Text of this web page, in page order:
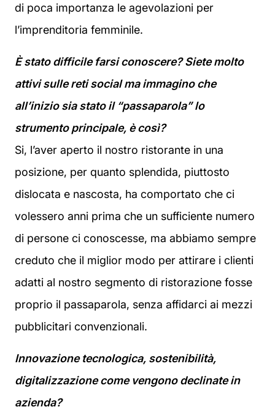
di poca importanza le agevolazioni per
l’imprenditoria femminile.
È stato difficile farsi conoscere? Siete molto
attivi sulle reti social ma immagino che
all’inizio sia stato il “passaparola” lo
strumento principale, è così?
Si, l’aver aperto il nostro ristorante in una
posizione, per quanto splendida, piuttosto
dislocata e nascosta, ha comportato che ci
volessero anni prima che un sufficiente numero
di persone ci conoscesse, ma abbiamo sempre
creduto che il miglior modo per attirare i clienti
adatti al nostro segmento di ristorazione fosse
proprio il passaparola, senza affidarci ai mezzi
pubblicitari convenzionali.
Innovazione tecnologica, sostenibilità,
digitalizzazione come vengono declinate in
azienda?